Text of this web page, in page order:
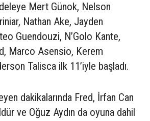
Mert Günok, Nelson
Nathan Ake, Jayden
Guendouzi, N’Golo Kante,
Marco Asensio, Kerem
Talisca ilk 11’iyle başladı.
dakikalarında Fred, İrfan Can
ve Oğuz Aydın da oyuna dahil